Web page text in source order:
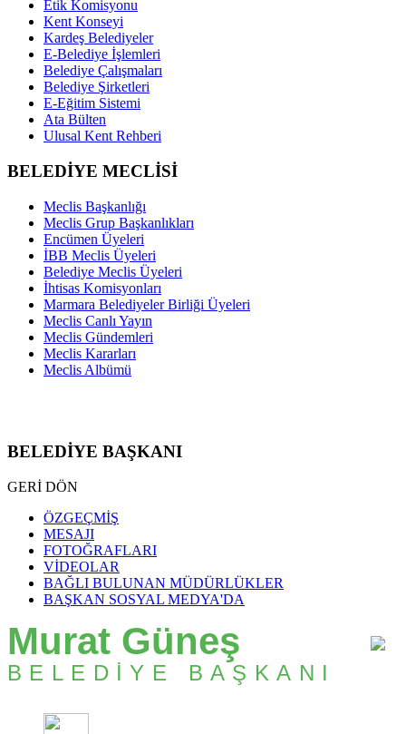
Etik Komisyonu
Kent Konseyi
Kardeş Belediyeler
E-Belediye İşlemleri
Belediye Çalışmaları
Belediye Şirketleri
E-Eğitim Sistemi
Ata Bülten
Ulusal Kent Rehberi
BELEDİYE MECLİSİ
Meclis Başkanlığı
Meclis Grup Başkanlıkları
Encümen Üyeleri
İBB Meclis Üyeleri
Belediye Meclis Üyeleri
İhtisas Komisyonları
Marmara Belediyeler Birliği Üyeleri
Meclis Canlı Yayın
Meclis Gündemleri
Meclis Kararları
Meclis Albümü
BELEDİYE BAŞKANI
GERİ DÖN
ÖZGEÇMİŞ
MESAJI
FOTOĞRAFLARI
VİDEOLAR
BAĞLI BULUNAN MÜDÜRLÜKLER
BAŞKAN SOSYAL MEDYA'DA
Murat Güneş
BELEDİYE BAŞKANI